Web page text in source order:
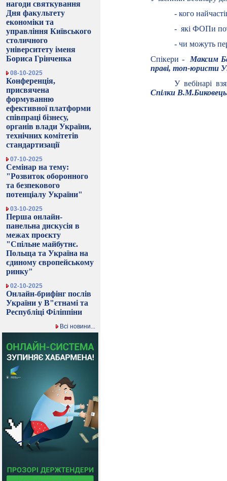
нагоди святкування
Дня факультету
економіки та
управління Київського
столичного
університету іменя
Бориса Грінченка
08-10-2025
Конференція,
присвячена
формуванню
ефективної платформи
співпраці бізнесу,
органів влади України,
технічних комітетів
стандартизації
07-10-2025
Семінар на тему:
"Розвиток оборонного
та безпекового
потенціалу України"
03-10-2025
Перша онлайн-
панельна дискусія в
межах проєкту
"Спільне майбутнє.
Польща та Україна на
єдиному європейському
ринку"
02-10-2025
Онлайн-брифінг послів
України у В"єтнамі та
Республіці Філіппіни
Всі новини...
-кого
- які ФОПи
- чи можуть
Спікери -
Максим
праві, топ-юристи
У вебінарі
Спілки